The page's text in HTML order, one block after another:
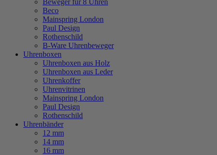
Beweger für 8 Uhren
Beco
Mainspring London
Paul Design
Rothenschild
B-Ware Uhrenbeweger
Uhrenboxen
Uhrenboxen aus Holz
Uhrenboxen aus Leder
Uhrenkoffer
Uhrenvitrinen
Mainspring London
Paul Design
Rothenschild
Uhrenbänder
12 mm
14 mm
16 mm